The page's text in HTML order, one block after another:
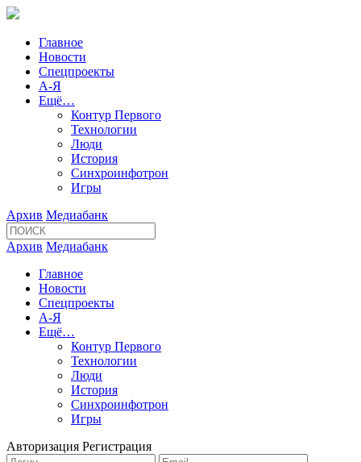
Главное
Новости
Спецпроекты
А-Я
Ещё…
Контур Первого
Технологии
Люди
История
Синхроинфотрон
Игры
Архив Медиабанк
Архив Медиабанк
Главное
Новости
Спецпроекты
А-Я
Ещё…
Контур Первого
Технологии
Люди
История
Синхроинфотрон
Игры
Авторизация Регистрация